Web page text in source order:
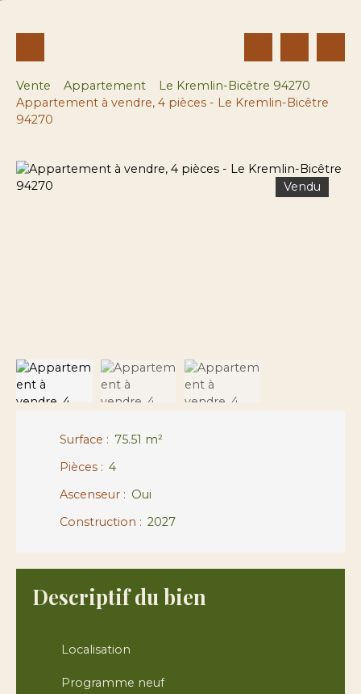
Vente Appartement
Le Kremlin-Bicêtre 94270
Appartement à vendre, 4 pièces - Le Kremlin-Bicêtre
94270
Vendu
Surface : 75.51 m²
Pièces : 4
Ascenseur : Oui
Construction : 2027
Descriptif du bien
Localisation
Programme neuf